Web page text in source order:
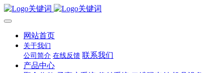
网站首页
关于我们
公司简介 在线反馈 联系我们
产品中心